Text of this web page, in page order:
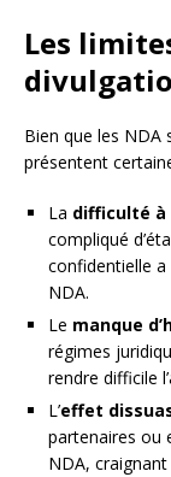
Les
Bien que les NDA
présentent
La difficulté à
compliqué
confidentielle
NDA.
Le manque
régimes
rendre difficile
L’effet
partenaires ou
NDA, craignant